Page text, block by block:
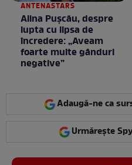
ANTENASTARS
Alina Pușcău, despre
lupta cu lipsa de
încredere: „Aveam
foarte multe gânduri
negative”
Adaugă-ne ca
Urmărește